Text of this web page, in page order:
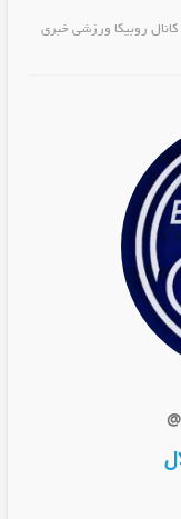
کانال روبیکا ورزشی خبری